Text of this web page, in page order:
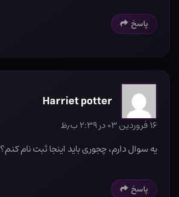
پاسخ
Harriet potter
۱۶ فروردین ۰۳ در ۲:۳۹ ب٫ظ
یه سوال دارم، چجوری باید اینجا ثبت نام کنم؟
پاسخ